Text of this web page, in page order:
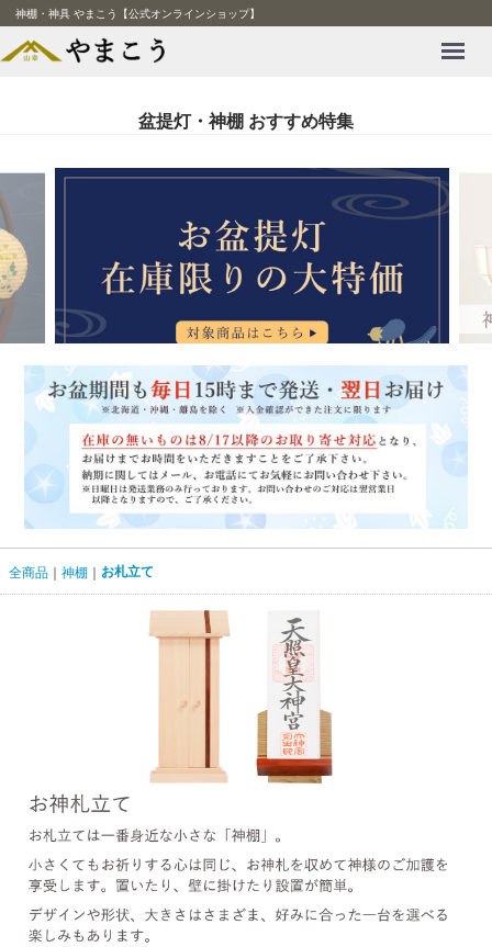
神棚・神具 やまこう【公式オンラインショップ】
盆提灯・神棚 おすすめ特集
全商品 神棚 お札立て